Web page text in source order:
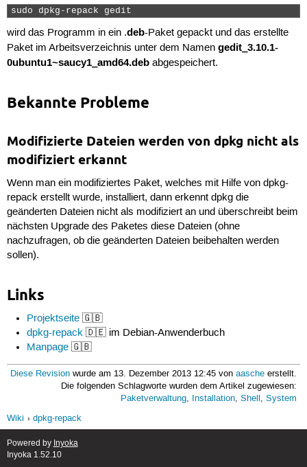
sudo dpkg-repack gedit
wird das Programm in ein .deb-Paket gepackt und das erstellte
Paket im Arbeitsverzeichnis unter dem Namen gedit_3.10.1-
0ubuntu1~saucy1_amd64.debabgespeichert.
Bekannte Probleme
Modifizierte Dateien werden von dpkg nicht als
modifiziert erkannt
Wenn man ein modifiziertes Paket, welches mit Hilfe von dpkg-
repack erstellt wurde, installiert, dann erkennt dpkg die
geänderten Dateien nicht als modifiziert an und überschreibt beim
nächsten Upgrade des Paketes diese Dateien (ohne
nachzufragen, ob die geänderten Dateien beibehalten werden
sollen).
Links
Projektseite 🇬🇧
dpkg-repack 🇩🇪 im Debian-Anwenderbuch
Manpage 🇬🇧
Diese Revision wurde am 13. Dezember 2013 12:45 vonaasche erstellt.
Die folgenden Schlagworte wurden dem Artikel zugewiesen:
Paketverwaltung, Installation,Shell ,System
Wiki
dpkg-repack
Powered by Inyoka
Inyoka 1.52.10